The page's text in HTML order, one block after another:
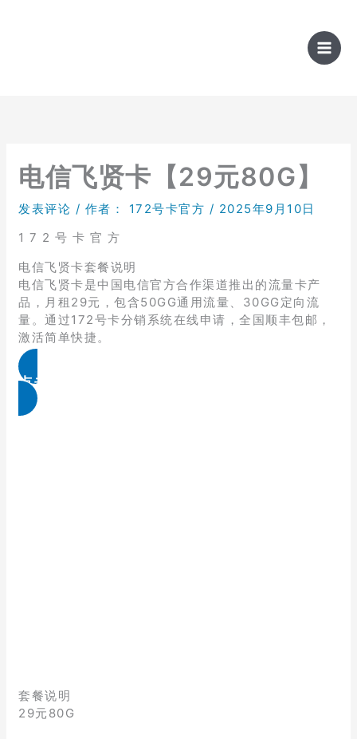
电信飞贤卡【29元80G】
发表评论 / 作者： 172号卡官方 / 2025年9月10日
1 7 2 号 卡 官 方
电信飞贤卡套餐说明
电信飞贤卡是中国电信官方合作渠道推出的流量卡产
品，月租29元，包含50GG通用流量、30GG定向流
量。通过172号卡分销系统在线申请，全国顺丰包邮，
激活简单快捷。
点击免费领取
套餐说明
29元80G